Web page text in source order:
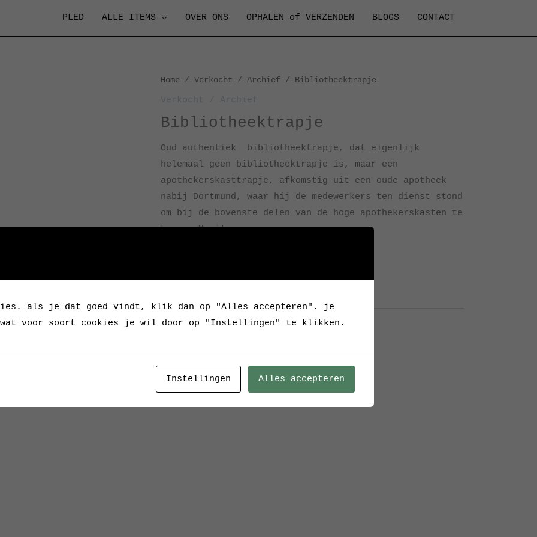
PLED ALLE ITEMS OVER ONS OPHALEN of VERZENDEN BLOGS CONTACT
Home / Verkocht / Archief / Bibliotheektrapje
Bibliotheektrapje
Oud authentiek bibliotheektrapje, dat eigenlijk
helemaal geen bibliotheektrapje is, maar een
apothekerskasttrapje, afkomstig uit een oude apotheek
nabij Dortmund, waar hij de medewerkers ten dienst stond
om bij de bovenste delen van de hoge apothekerskasten te
komen. Mooi!
Categorie:Verkocht / Archief
als je dat goed vindt, klik dan op "Alles accepteren". je
wat voor soort cookies je wil door op "Instellingen" te klikken.
Instellingen Alles accepteren